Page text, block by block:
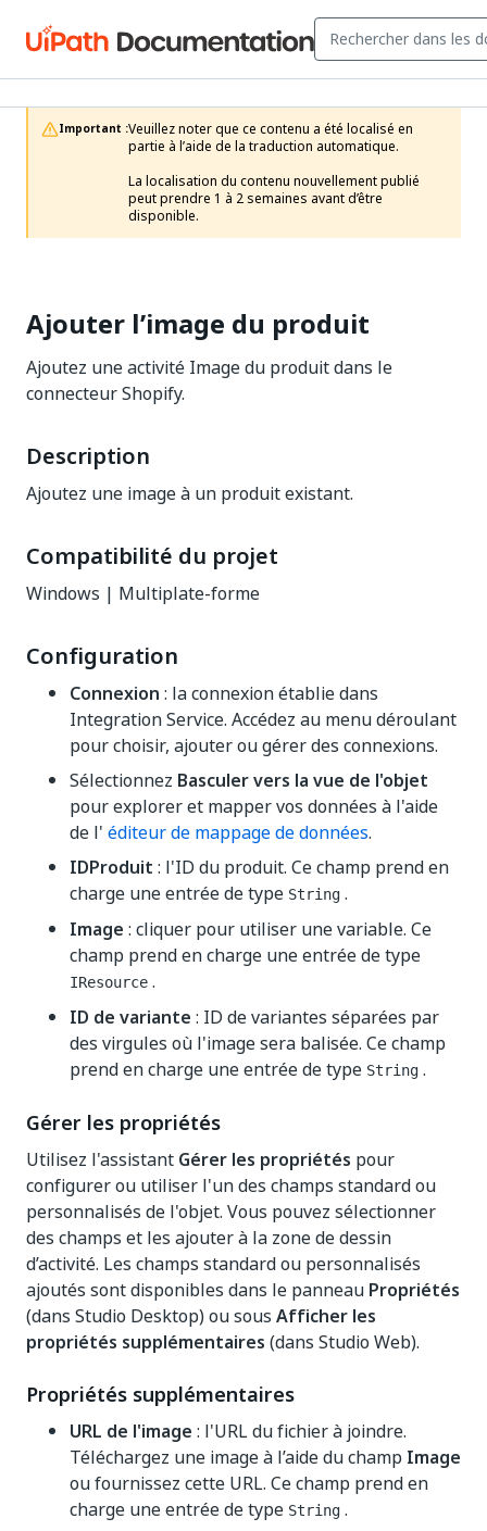
Important :Veuillez noter que ce contenu a été localisé en
partie à l’aide de la traduction automatique.
La localisation du contenu nouvellement publié
peut prendre 1 à 2 semaines avant d’être
disponible.
Ajouter l’image du produit
Ajoutez une activité Image du produit dans le
connecteur Shopify.
Description
Ajoutez une image à un produit existant.
Compatibilité du projet
Windows | Multiplate-forme
Configuration
Connexion : la connexion établie dans
Integration Service. Accédez au menu déroulant
pour choisir, ajouter ou gérer des connexions.
Sélectionnez Basculer vers la vue de l'objet
pour explorer et mapper vos données à l'aide
de l' éditeur de mappage de données.
IDProduit : l'ID du produit. Ce champ prend en
charge une entrée de type String .
Image : cliquer pour utiliser une variable. Ce
champ prend en charge une entrée de type
IResource .
ID de variante : ID de variantes séparées par
des virgules où l'image sera balisée. Ce champ
prend en charge une entrée de type String .
Gérer les propriétés
Utilisez l'assistant Gérer les propriétés pour
configurer ou utiliser l'un des champs standard ou
personnalisés de l'objet. Vous pouvez sélectionner
des champs et les ajouter à la zone de dessin
d’activité. Les champs standard ou personnalisés
ajoutés sont disponibles dans le panneau Propriétés
(dans Studio Desktop) ou sous Afficher les
propriétés supplémentaires (dans Studio Web).
Propriétés supplémentaires
URL de l'image : l'URL du fichier à joindre.
Téléchargez une image à l’aide du champ Image
ou fournissez cette URL. Ce champ prend en
charge une entrée de type String .